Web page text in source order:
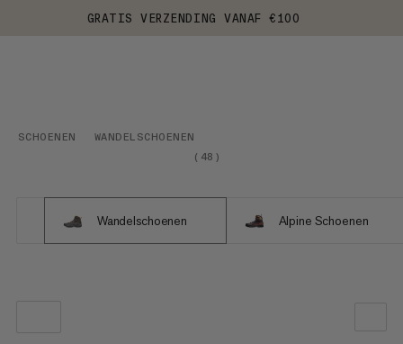
GRATIS VERZENDING VANAF €100
SCHOENEN
WANDELSCHOENEN
( 48 )
Wandelschoenen Alpine Schoenen